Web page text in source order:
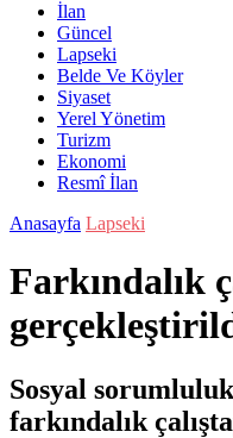
İlan
Güncel
Lapseki
Belde Ve Köyler
Siyaset
Yerel Yönetim
Turizm
Ekonomi
Resmî İlan
Anasayfa Lapseki
Farkındalık
Sosyal
farkındalık